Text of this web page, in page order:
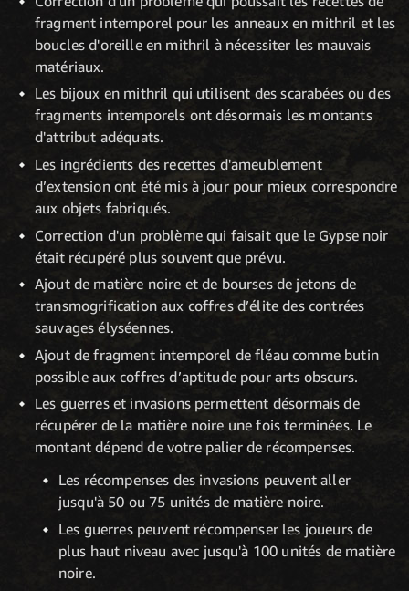
fragment intemporel pour les anneaux en mithril et les
boucles d'oreille en mithril à nécessiter les mauvais
matériaux.
Les bijoux en mithril qui utilisent des scarabées ou des
fragments intemporels ont désormais les montants
d'attribut adéquats.
Les ingrédients des recettes d'ameublement
d’extension ont été mis à jour pour mieux correspondre
aux objets fabriqués.
Correction d'un problème qui faisait que le Gypse noir
était récupéré plus souvent que prévu.
Ajout de matière noire et de bourses de jetons de
transmogrification aux coffres d’élite des contrées
sauvages élyséennes.
Ajout de fragment intemporel de fléau comme butin
possible aux coffres d’aptitude pour arts obscurs.
Les guerres et invasions permettent désormais de
récupérer de la matière noire une fois terminées. Le
montant dépend de votre palier de récompenses.
Les récompenses des invasions peuvent aller
jusqu'à 50 ou 75 unités de matière noire.
Les guerres peuvent récompenser les joueurs de
plus haut niveau avec jusqu'à 100 unités de matière
noire.